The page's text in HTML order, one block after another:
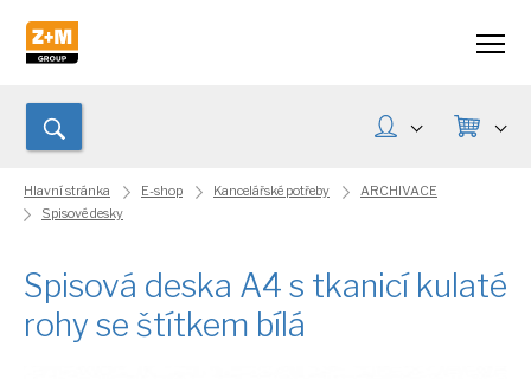
Hlavní stránka E-shop Kancelářské potřeby
ARCHIVACE
Spisové desky
Spisová deska A4 s tkanicí kulaté
rohy se štítkem bílá